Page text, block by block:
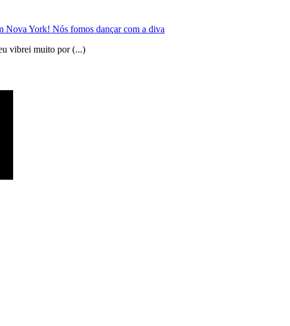
Nova York! Nós fomos dançar com a diva
vibrei muito por (...)